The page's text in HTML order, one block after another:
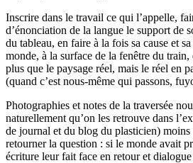
Inscrire dans le travail ce qui l’appelle,
d’énonciation de la langue le support de
du tableau, en faire à la fois sa cause et
monde, à la surface de la fenêtre du
plus que le paysage réel, mais le réel en
(quand c’est nous-même qui passons,
Photographies et notes de la traversée
naturellement qu’on les retrouve dans
de journal et du blog du plasticien)
retourner la question : si le monde avait
écriture leur fait face en retour et